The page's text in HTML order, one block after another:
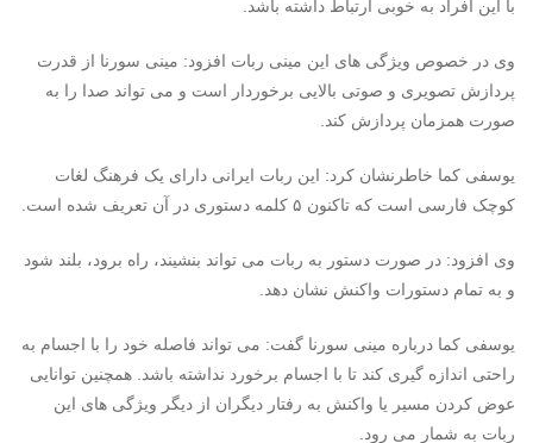
با این افراد به خوبی ارتباط داشته باشد.
وی در خصوص ویژگی های این مینی ربات افزود: مینی سورنا از قدرت
پردازش تصویری و صوتی بالایی برخوردار است و می تواند صدا را به
صورت همزمان پردازش کند.
یوسفی کما خاطرنشان کرد: این ربات ایرانی دارای یک فرهنگ لغات
کوچک فارسی است که تاکنون ۵ کلمه دستوری در آن تعریف شده است.
وی افزود: در صورت دستور به ربات می تواند بنشیند، راه برود، بلند شود
و به تمام دستورات واکنش نشان دهد.
یوسفی کما درباره مینی سورنا گفت: می تواند فاصله خود را با اجسام به
راحتی اندازه گیری کند تا با اجسام برخورد نداشته باشد. همچنین توانایی
عوض کردن مسیر یا واکنش به رفتار دیگران از دیگر ویژگی های این
ربات به شمار می رود.